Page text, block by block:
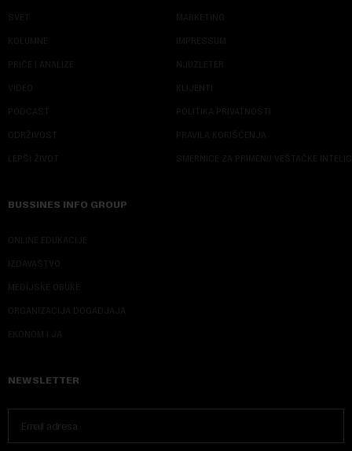
SVET
KOLUMNE
PRIČE I ANALIZE
VIDEO
PODCAST
ODRŽIVOST
LEPŠI ŽIVOT
MARKETING
IMPRESSUM
NJUZLETER
KLIJENTI
POLITIKA PRIVATNOSTI
PRAVILA KORIŠĆENJA
SMERNICE ZA PRIMENU VEŠTAČKE
BUSSINES INFO GROUP
ONLINE EDUKACIJE
IZDAVAŠTVO
MEDIJSKE OBUKE
ORGANIZACIJA DOGADJAJA
EKONOM I JA
NEWSLETTER